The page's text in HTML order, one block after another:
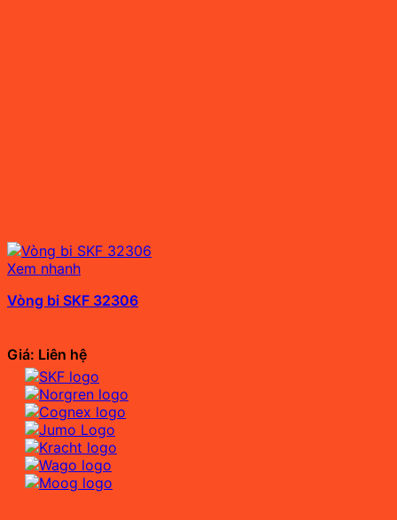
Xem nhanh
Vòng bi SKF 32306
Giá: Liên hệ